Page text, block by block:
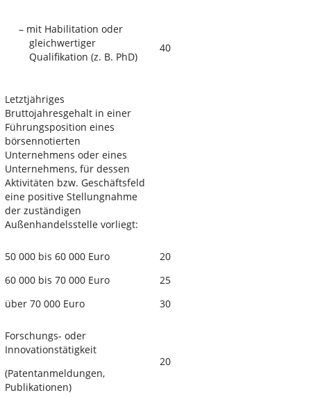
– mit Habilitation oder
gleichwertiger
Qualifikation (z. B. PhD)
40
Letztjähriges
Bruttojahresgehalt in einer
Führungsposition eines
börsennotierten
Unternehmens oder eines
Unternehmens, für dessen
Aktivitäten bzw. Geschäftsfeld
eine positive Stellungnahme
der zuständigen
Außenhandelsstelle vorliegt:
50 000 bis 60 000 Euro
60 000 bis 70 000 Euro
über 70 000 Euro
20
25
30
Forschungs- oder
Innovationstätigkeit
(Patentanmeldungen,
Publikationen)
20